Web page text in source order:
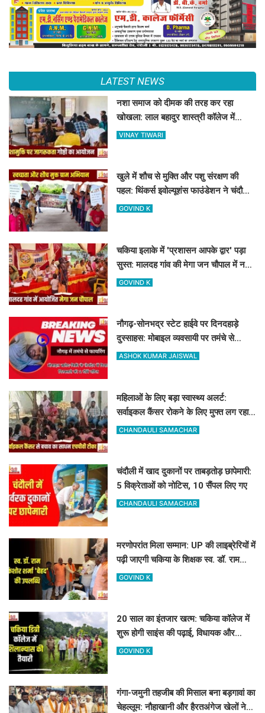
LATEST NEWS
नशा समाज को दीमक की तरह कर रहा
खोखला: लाल बहादुर शास्त्री कॉलेज में
नशामुक्ति गोष्ठी का आयोजन
VINAY TIWARI
खुले में शौच से मुक्ति और पशु संरक्षण की
पहल: थिंकर्स इवोल्यूशंस फाउंडेशन ने चंदौली
के गांवों में चलाया अभियान
GOVIND K
चकिया इलाके में 'प्रशासन आपके द्वार' पड़ा
सुस्त: मालदह गांव की मेगा जन चौपाल में नहीं
पहुंचे बड़े अफसर
GOVIND K
नौगढ़-सोनभद्र स्टेट हाईवे पर दिनदहाड़े
दुस्साहस: मोबाइल व्यवसायी पर तमंचे से
फायरिंग, हाथ में लगी गोली
ASHOK KUMAR JAISWAL
महिलाओं के लिए बड़ा स्वास्थ्य अलर्ट:
सर्वाइकल कैंसर रोकने के लिए मुफ्त लग रहा
HPV का टीका
CHANDAULI SAMACHAR
चंदौली में खाद दुकानों पर ताबड़तोड़ छापेमारी:
5 विक्रेताओं को नोटिस, 10 सैंपल लिए गए
CHANDAULI SAMACHAR
मरणोपरांत मिला सम्मान: UP की लाइब्रेरियों में
पढ़ी जाएगी चकिया के शिक्षक स्व. डॉ. राम
किशोर शर्मा 'बेहद' की पुस्तकें
GOVIND K
20 साल का इंतजार खत्म: चकिया कॉलेज में
शुरू होगी साइंस की पढ़ाई, विधायक और
जिलाध्यक्ष ने किया शिलान्यास स्थल का दौरा
GOVIND K
गंगा-जमुनी तहजीब की मिसाल बना बड़गावां का
चेहल्लूम: नौहाखानी और हैरतअंगेज खेलों ने